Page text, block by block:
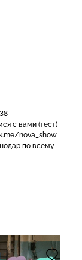
с вами (тест)
nova_show
по всему
года, имеем